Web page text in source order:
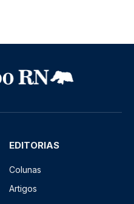
EDITORIAS
Colunas
Artigos